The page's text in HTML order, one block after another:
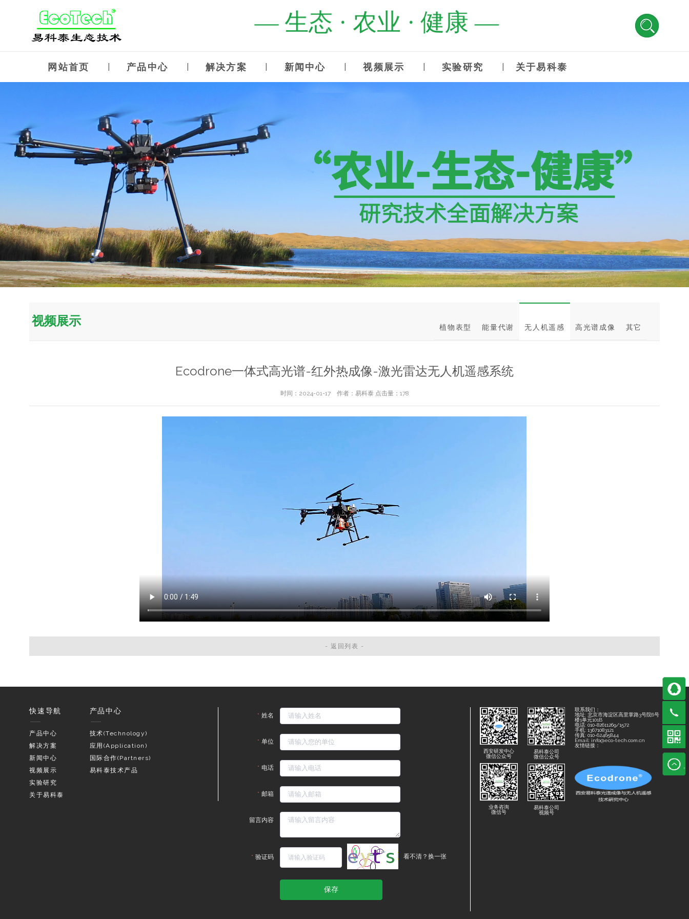
— 生态 · 农业 · 健康 —
网站首页 产品中心 解决方案 新闻中心 视频展示 实验研究 关于易科泰
视频展示 植物表型 能量代谢 无人机遥感 高光谱成像 其它
Ecodrone一体式高光谱-红外热成像-激光雷达无人机遥感系统
时间：2024-01-17 作者：易科泰 点击量： 178
- 返回列表 -
快速导航
产品中心
解决方案
新闻中心
视频展示
实验研究
关于易科泰
产品中心
技术(Technology)
应用(Application)
国际合作(Partners)
易科泰技术产品
姓名
单位
电话
邮箱
留言内容
验证码 看不清？换一张
保存
西安研发中心
微信公众号
业务咨询
微信号
易科泰公司
微信公众号
易科泰公司
视频号
联系我们：
地址: 北京市海淀区高里掌路3号院6号
楼1单元101B
电话: 010-82611269/1572
手机: 13671083121
传真: 010-62465844
Email: info@eco-tech.com.cn
友情链接：